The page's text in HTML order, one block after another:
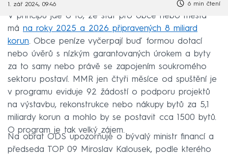
1. zář 2024, 09:46 6 min čtení
V principu jde o to, že stát pro obce nebo města
má na roky 2025 a 2026 připravených 8 miliard
korun. Obce peníze vyčerpají buď formou dotací
nebo úvěrů s nízkým garantovaných úrokem a byty
za to samy nebo právě se zapojením soukromého
sektoru postaví. MMR jen čtyři měsíce od spuštění je
v programu eviduje 92 žádostí o podporu projektů
na výstavbu, rekonstrukce nebo nákupy bytů za 5,1
miliardy korun a mohlo by se postavit cca 1500 bytů.
O program je tak velký zájem.
Na obrat ODS upozorňuje o bývalý ministr financí a
předseda TOP 09 Miroslav Kalousek, podle kterého